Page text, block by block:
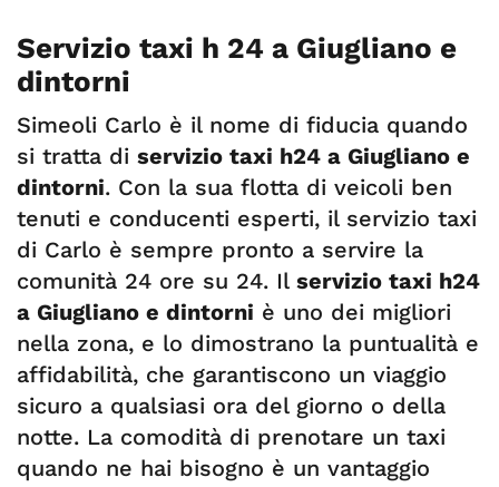
Servizio taxi h 24 a Giugliano e
dintorni
Simeoli Carlo è il nome di fiducia quando
si tratta di servizio taxi h24 a Giugliano e
dintorni. Con la sua flotta di veicoli ben
tenuti e conducenti esperti, il servizio taxi
di Carlo è sempre pronto a servire la
comunità 24 ore su 24. Il servizio taxi h24
a Giugliano e dintorni è uno dei migliori
nella zona, e lo dimostrano la puntualità e
affidabilità, che garantiscono un viaggio
sicuro a qualsiasi ora del giorno o della
notte. La comodità di prenotare un taxi
quando ne hai bisogno è un vantaggio